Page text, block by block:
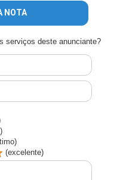
NOTA
serviços deste anunciante?
(excelente)